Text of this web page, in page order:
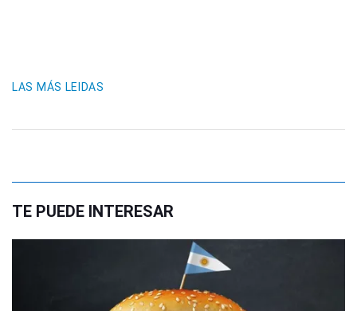
LAS MÁS LEIDAS
TE PUEDE INTERESAR